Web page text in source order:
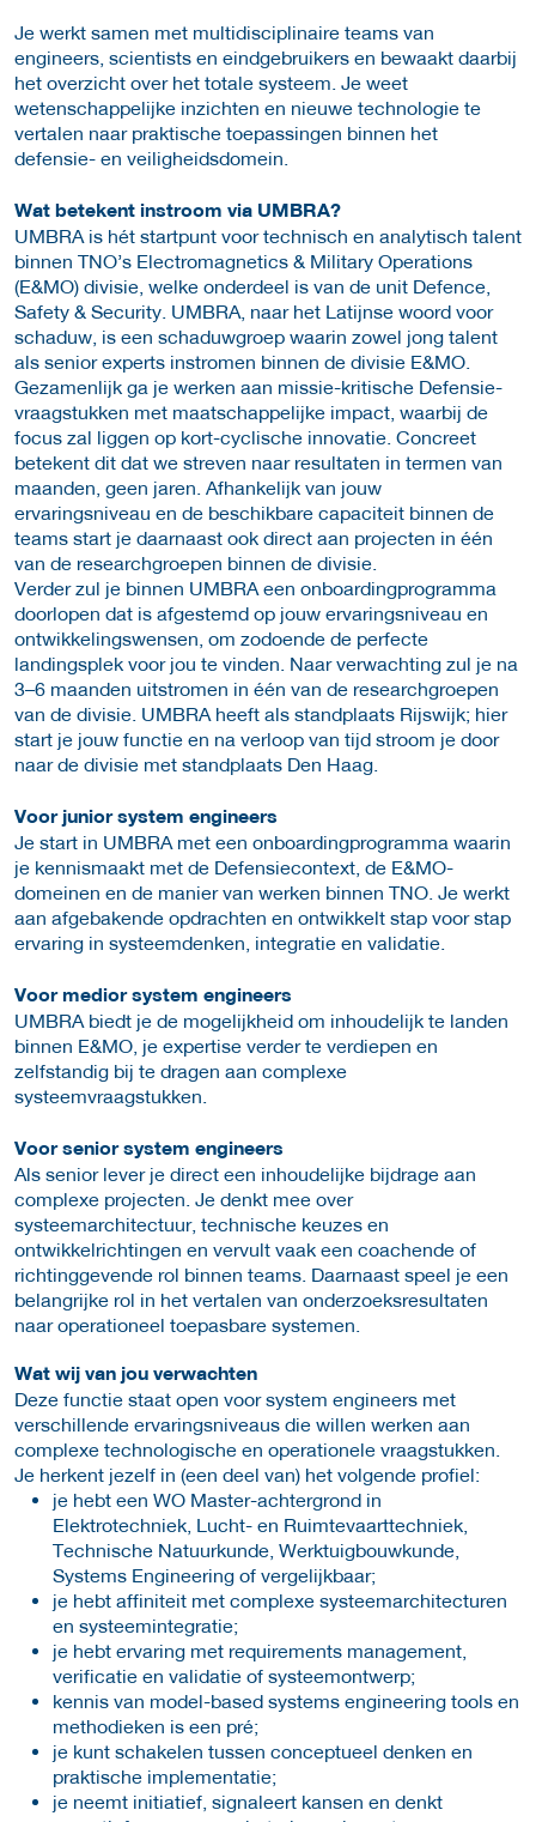
Je werkt samen met multidisciplinaire teams van
engineers, scientists en eindgebruikers en bewaakt daarbij
het overzicht over het totale systeem. Je weet
wetenschappelijke inzichten en nieuwe technologie te
vertalen naar praktische toepassingen binnen het
defensie- en veiligheidsdomein.
Wat betekent instroom via UMBRA?
UMBRA is hét startpunt voor technisch en analytisch talent
binnen TNO’s Electromagnetics & Military Operations
(E&MO) divisie, welke onderdeel is van de unit Defence,
Safety & Security. UMBRA, naar het Latijnse woord voor
schaduw, is een schaduwgroep waarin zowel jong talent
als senior experts instromen binnen de divisie E&MO.
Gezamenlijk ga je werken aan missie-kritische Defensie-
vraagstukken met maatschappelijke impact, waarbij de
focus zal liggen op kort-cyclische innovatie. Concreet
betekent dit dat we streven naar resultaten in termen van
maanden, geen jaren. Afhankelijk van jouw
ervaringsniveau en de beschikbare capaciteit binnen de
teams start je daarnaast ook direct aan projecten in één
van de researchgroepen binnen de divisie.
Verder zul je binnen UMBRA een onboardingprogramma
doorlopen dat is afgestemd op jouw ervaringsniveau en
ontwikkelingswensen, om zodoende de perfecte
landingsplek voor jou te vinden. Naar verwachting zul je na
3–6 maanden uitstromen in één van de researchgroepen
van de divisie. UMBRA heeft als standplaats Rijswijk; hier
start je jouw functie en na verloop van tijd stroom je door
naar de divisie met standplaats Den Haag.
Voor junior system engineers
Je start in UMBRA met een onboardingprogramma waarin
je kennismaakt met de Defensiecontext, de E&MO-
domeinen en de manier van werken binnen TNO. Je werkt
aan afgebakende opdrachten en ontwikkelt stap voor stap
ervaring in systeemdenken, integratie en validatie.
Voor medior system engineers
UMBRA biedt je de mogelijkheid om inhoudelijk te landen
binnen E&MO, je expertise verder te verdiepen en
zelfstandig bij te dragen aan complexe
systeemvraagstukken.
Voor senior system engineers
Als senior lever je direct een inhoudelijke bijdrage aan
complexe projecten. Je denkt mee over
systeemarchitectuur, technische keuzes en
ontwikkelrichtingen en vervult vaak een coachende of
richtinggevende rol binnen teams. Daarnaast speel je een
belangrijke rol in het vertalen van onderzoeksresultaten
naar operationeel toepasbare systemen.
Wat wij van jou verwachten
Deze functie staat open voor system engineers met
verschillende ervaringsniveaus die willen werken aan
complexe technologische en operationele vraagstukken.
Je herkent jezelf in (een deel van) het volgende profiel:
je hebt een WO Master-achtergrond in
Elektrotechniek, Lucht- en Ruimtevaarttechniek,
Technische Natuurkunde, Werktuigbouwkunde,
Systems Engineering of vergelijkbaar;
je hebt affiniteit met complexe systeemarchitecturen
en systeemintegratie;
je hebt ervaring met requirements management,
verificatie en validatie of systeemontwerp;
kennis van model-based systems engineering tools en
methodieken is een pré;
je kunt schakelen tussen conceptueel denken en
praktische implementatie;
je neemt initiatief, signaleert kansen en denkt